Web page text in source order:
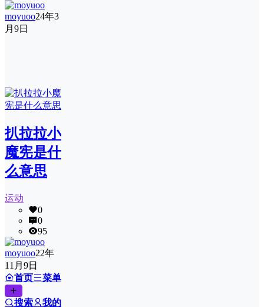
moyuoo24年3
月9日
扒拉拉小
魔宪是什
么意思
运动
0
0
95
moyuoo22年
11月9日
首页
菜单
搜索 我的